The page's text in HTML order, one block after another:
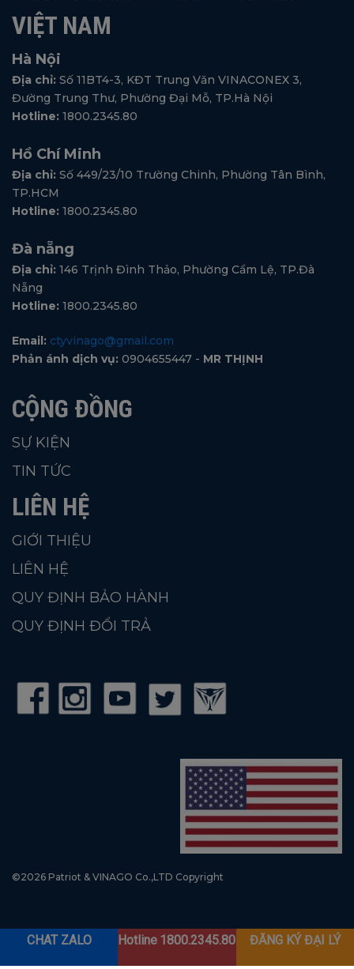
VIỆT NAM
Hà Nội
Địa chỉ: Số 11BT4-3, KĐT Trung Văn VINACONEX 3,
Đường Trung Thư, Phường Đại Mỗ, TP.Hà Nội
Hotline: 1800.2345.80
Hồ Chí Minh
Địa chỉ: Số 449/23/10 Trường Chinh, Phường Tân Bình,
TP.HCM
Hotline: 1800.2345.80
Đà nẵng
Địa chỉ: 146 Trịnh Đình Thảo, Phường Cẩm Lệ, TP.Đà
Nẵng
Hotline: 1800.2345.80
Email: ctyvinago@gmail.com
Phản ánh dịch vụ: 0904655447 - MR THỊNH
CỘNG ĐỒNG
SỰ KIỆN
TIN TỨC
LIÊN HỆ
GIỚI THIỆU
LIÊN HỆ
QUY ĐỊNH BẢO HÀNH
QUY ĐỊNH ĐỔI TRẢ
©2026 Patriot & VINAGO Co.,LTD Copyright
CHAT ZALO Hotline 1800.2345.80 ĐĂNG KÝ ĐẠI LÝ